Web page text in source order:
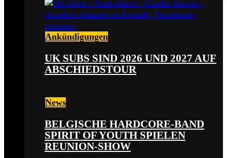
Ankündigungen
UK SUBS SIND 2026 UND 2027 AUF
ABSCHIEDSTOUR
News
BELGISCHE HARDCORE-BAND
SPIRIT OF YOUTH SPIELEN
REUNION-SHOW